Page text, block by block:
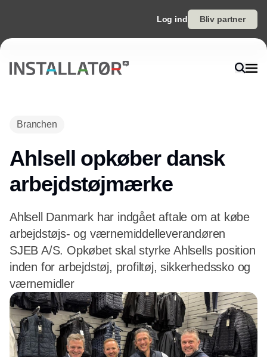
Log ind Bliv partner
Branchen
Ahlsell opkøber dansk
arbejdstøjmærke
Ahlsell Danmark har indgået aftale om at købe
arbejdstøjs- og værnemiddelleverandøren
SJEB A/S. Opkøbet skal styrke Ahlsells position
inden for arbejdstøj, profiltøj, sikkerhedssko og
værnemidler